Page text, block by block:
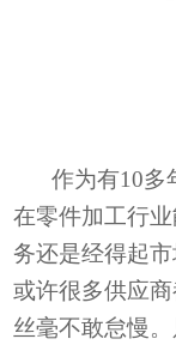
作为有10多
在零件加工行
务还是经得起市
或许很多供应
丝毫不敢怠慢。